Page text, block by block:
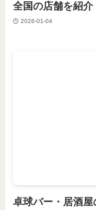
全国の店舗を紹介
2026-01-04
卓球バー・居酒